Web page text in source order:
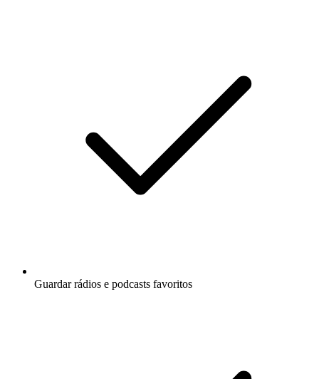
Guardar rádios e podcasts favoritos